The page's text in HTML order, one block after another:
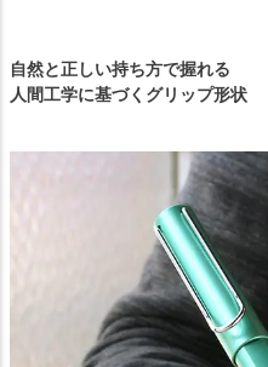
自然と正しい持ち方で握れる
人間工学に基づくグリップ形状